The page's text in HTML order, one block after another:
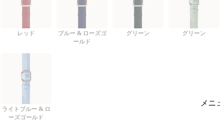
メニ
レッド
ブルー & ローズゴ
ールド
グリーン グリーン
ライトブルー & ロ
ーズゴールド